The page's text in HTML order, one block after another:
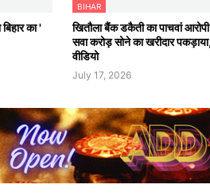
का '
BIHAR
खितौला बैंक डकैती का पाचवां
सवा करोड़ सोने का खरीदार
वीडियो
July 17, 2026